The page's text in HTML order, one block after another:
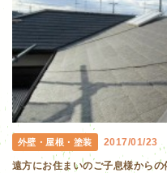
外壁・屋根・塗装 2017/01/23
遠方にお住まいのご子息様から